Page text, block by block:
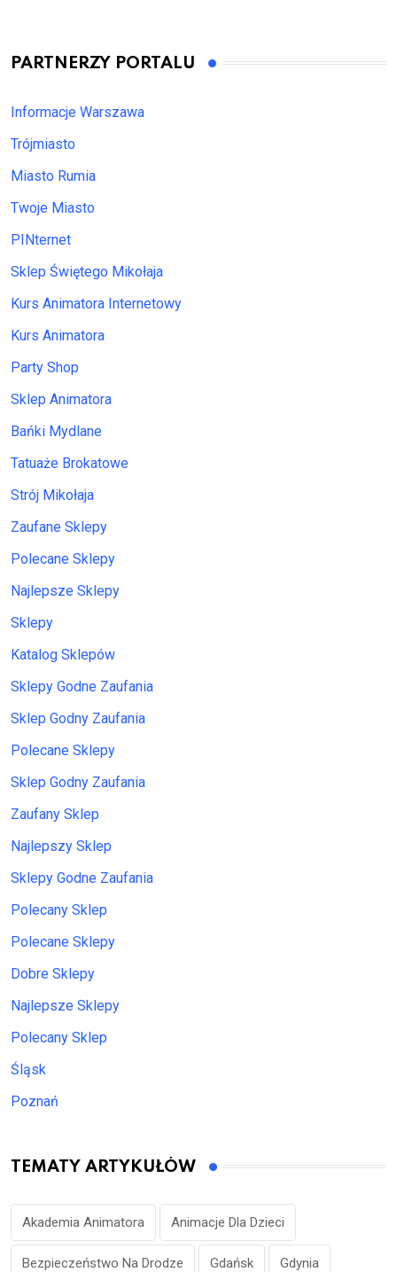
PARTNERZY PORTALU
Informacje Warszawa
Trójmiasto
Miasto Rumia
Twoje Miasto
PINternet
Sklep Świętego Mikołaja
Kurs Animatora Internetowy
Kurs Animatora
Party Shop
Sklep Animatora
Bańki Mydlane
Tatuaże Brokatowe
Strój Mikołaja
Zaufane Sklepy
Polecane Sklepy
Najlepsze Sklepy
Sklepy
Katalog Sklepów
Sklepy Godne Zaufania
Sklep Godny Zaufania
Polecane Sklepy
Sklep Godny Zaufania
Zaufany Sklep
Najlepszy Sklep
Sklepy Godne Zaufania
Polecany Sklep
Polecane Sklepy
Dobre Sklepy
Najlepsze Sklepy
Polecany Sklep
Śląsk
Poznań
TEMATY ARTYKUŁÓW
Akademia Animatora Animacje Dla Dzieci
Bezpieczeństwo Na Drodze Gdańsk Gdynia